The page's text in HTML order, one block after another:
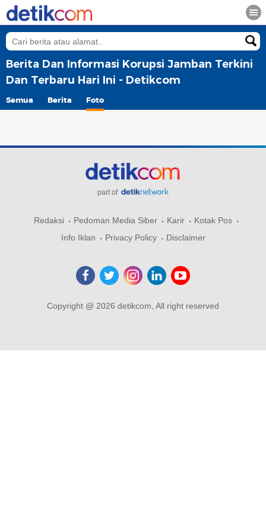
Berita Dan Informasi Korupsi Jamban Terkini
Dan Terbaru Hari Ini - Detikcom
Semua Berita Foto
part of
Redaksi Pedoman Media Siber Karir
Kotak Pos
Info Iklan
Privacy Policy Disclaimer
Copyright @ 2026 detikcom, All right reserved